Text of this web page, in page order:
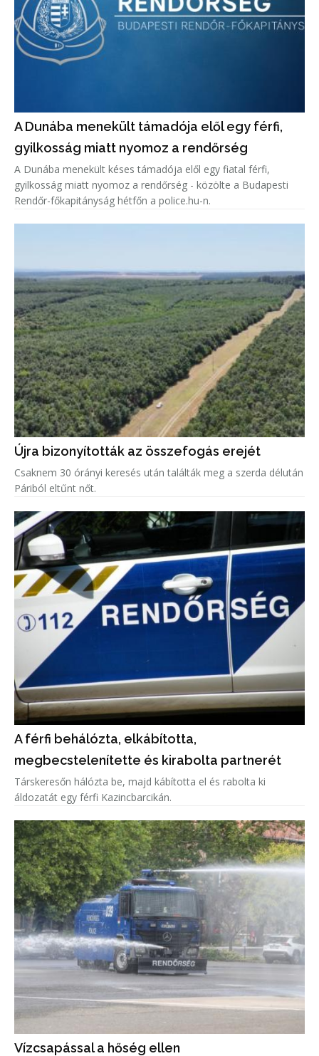
A Dunába menekült támadója elől egy férfi,
gyilkosság miatt nyomoz a rendőrség
A Dunába menekült késes támadója elől egy fiatal férfi,
gyilkosság miatt nyomoz a rendőrség - közölte a Budapesti
Rendőr-főkapitányság hétfőn a police.hu-n.
Újra bizonyították az összefogás erejét
Csaknem 30 órányi keresés után találták meg a szerda délután
Páriból eltűnt nőt.
A férfi behálózta, elkábította,
megbecstelenítette és kirabolta partnerét
Társkeresőn hálózta be, majd kábította el és rabolta ki
áldozatát egy férfi Kazincbarcikán.
Vízcsapással a hőség ellen